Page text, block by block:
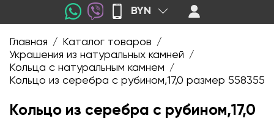
BYN
Главная / Каталог товаров /
Украшения из натуральных камней /
Кольца с натуральным камнем /
Кольцо из серебра с рубином,17,0 размер 558355
Кольцо из серебра с рубином,17,0